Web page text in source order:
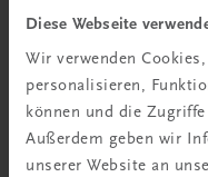
Diese Webseite
Wir verwenden
personalisieren,
können und die
Außerdem geben wir
unserer Website an
Poster:
Bordeaux, Burgund
€ 15,00